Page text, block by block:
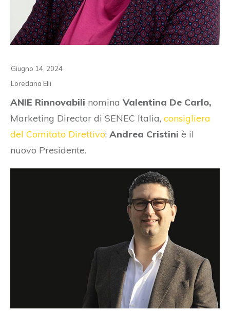
Giugno 14, 2024
Loredana Elli
ANIE Rinnovabili nomina Valentina De Carlo,
Marketing Director di SENEC Italia, consigliera
del Comitato Direttivo; Andrea Cristini è il
nuovo Presidente.